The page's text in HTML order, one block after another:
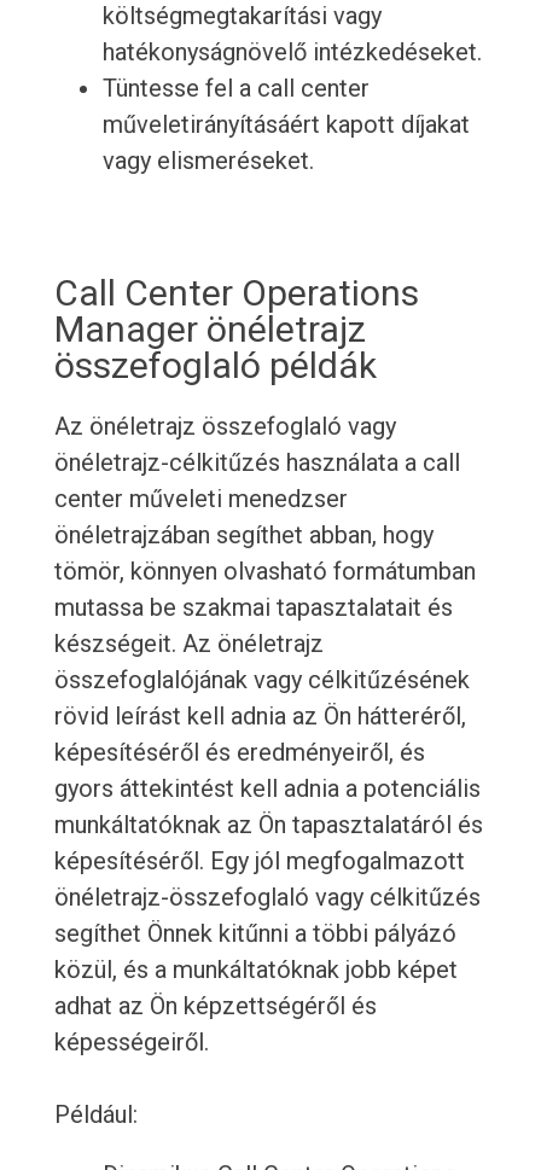
költségmegtakarítási vagy
hatékonyságnövelő intézkedéseket.
Tüntesse fel a call center
műveletirányításáért kapott díjakat
vagy elismeréseket.
Call Center Operations
Manager önéletrajz
összefoglaló példák
Az önéletrajz összefoglaló vagy
önéletrajz-célkitűzés használata a call
center műveleti menedzser
önéletrajzában segíthet abban, hogy
tömör, könnyen olvasható formátumban
mutassa be szakmai tapasztalatait és
készségeit. Az önéletrajz
összefoglalójának vagy célkitűzésének
rövid leírást kell adnia az Ön hátteréről,
képesítéséről és eredményeiről, és
gyors áttekintést kell adnia a potenciális
munkáltatóknak az Ön tapasztalatáról és
képesítéséről. Egy jól megfogalmazott
önéletrajz-összefoglaló vagy célkitűzés
segíthet Önnek kitűnni a többi pályázó
közül, és a munkáltatóknak jobb képet
adhat az Ön képzettségéről és
képességeiről.
Például: